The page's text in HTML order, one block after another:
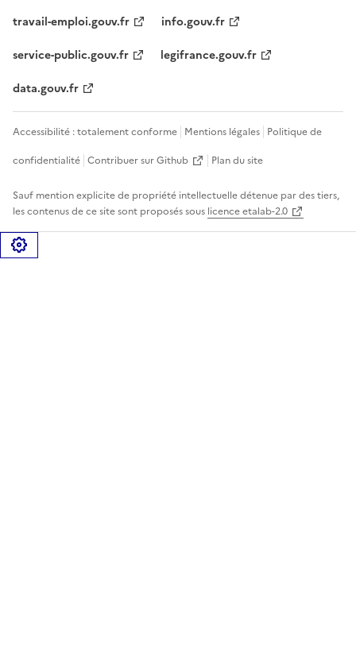
travail-emploi.gouv.fr
info.gouv.fr
service-public.gouv.fr
legifrance.gouv.fr
data.gouv.fr
Accessibilité : totalement conforme Mentions légales Politique de
confidentialité Contribuer sur Github Plan du site
Sauf mention explicite de propriété intellectuelle détenue par des tiers,
les contenus de ce site sont proposés sous licence etalab-2.0
Gérer les cookies